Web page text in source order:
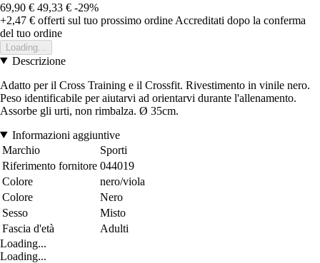
69,90 € 49,33 € -29%
+2,47 € offerti sul tuo prossimo ordine Accreditati dopo la conferma
del tuo ordine
Loading...
Descrizione
Adatto per il Cross Training e il Crossfit. Rivestimento in vinile nero.
Peso identificabile per aiutarvi ad orientarvi durante l'allenamento.
Assorbe gli urti, non rimbalza. Ø 35cm.
Informazioni aggiuntive
Marchio
Sporti
Riferimento fornitore 044019
Colore
nero/viola
Colore
Nero
Sesso
Misto
Fascia d'età
Adulti
Loading...
Loading...